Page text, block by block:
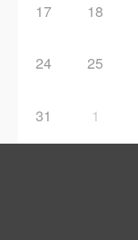
17 18
24 25
31 1